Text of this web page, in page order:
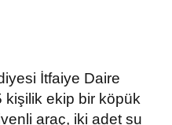
İtfaiye Daire
kişilik ekip bir köpük
araç, iki adet su